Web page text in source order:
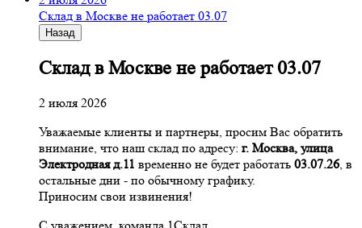
Склад в Москве не работает 03.07
Назад
Склад в Москве не работает 03.07
2 июля 2026
Уважаемые клиенты и партнеры, просим Вас обратить
внимание, что наш склад по адресу: г. Москва, улица
Электродная д.11 временно не будет работать 03.07.26, в
остальные дни - по обычному графику.
Приносим свои извинения!